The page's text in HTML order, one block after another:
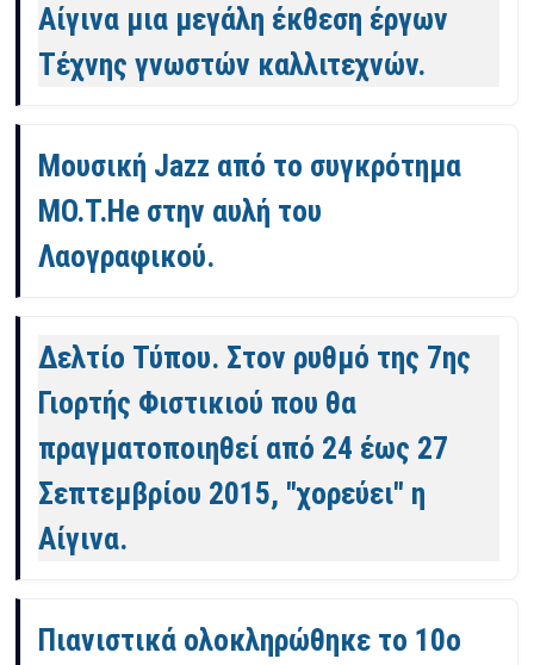
Αίγινα μια μεγάλη έκθεση έργων
Τέχνης γνωστών καλλιτεχνών.
Μουσική Jazz από το συγκρότημα
MO.T.He στην αυλή του
Λαογραφικού.
Δελτίο Τύπου. Στον ρυθμό της 7ης
Γιορτής Φιστικιού που θα
πραγματοποιηθεί από 24 έως 27
Σεπτεμβρίου 2015, "χορεύει" η
Αίγινα.
Πιανιστικά ολοκληρώθηκε το 10ο